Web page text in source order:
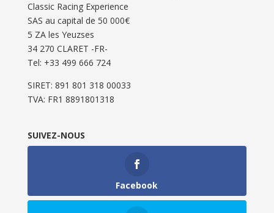
Classic Racing Experience
SAS au capital de 50 000€
5 ZA les Yeuzses
34 270 CLARET -FR-
Tel: ‭+33 499 666 724‬
SIRET: 891 801 318 00033
TVA: FR1 8891801318
SUIVEZ-NOUS
Facebook